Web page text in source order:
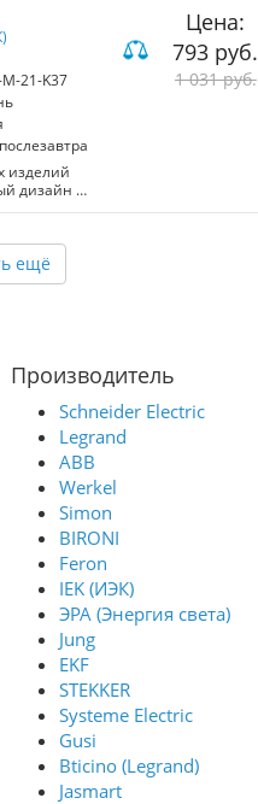
Рамка
двух
стильные
21-K37
изделий
дизайн и
в
и
в
Цена:
793 руб.
1 031 руб.
ещё
Производитель
Schneider Electric
Legrand
ABB
Werkel
Simon
BIRONI
Feron
IEK (ИЭК)
ЭРА (Энергия света)
Jung
EKF
STEKKER
Systeme Electric
Gusi
Bticino (Legrand)
Jasmart